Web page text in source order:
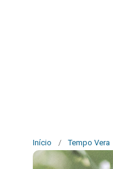
Início / Tempo Vera